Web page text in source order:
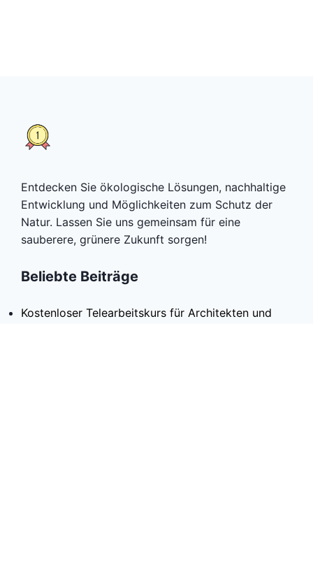
Entdecken Sie ökologische Lösungen, nachhaltige
Entwicklung und Möglichkeiten zum Schutz der
Natur. Lassen Sie uns gemeinsam für eine
sauberere, grünere Zukunft sorgen!
Beliebte Beiträge
Kostenloser Telearbeitskurs für Architekten und